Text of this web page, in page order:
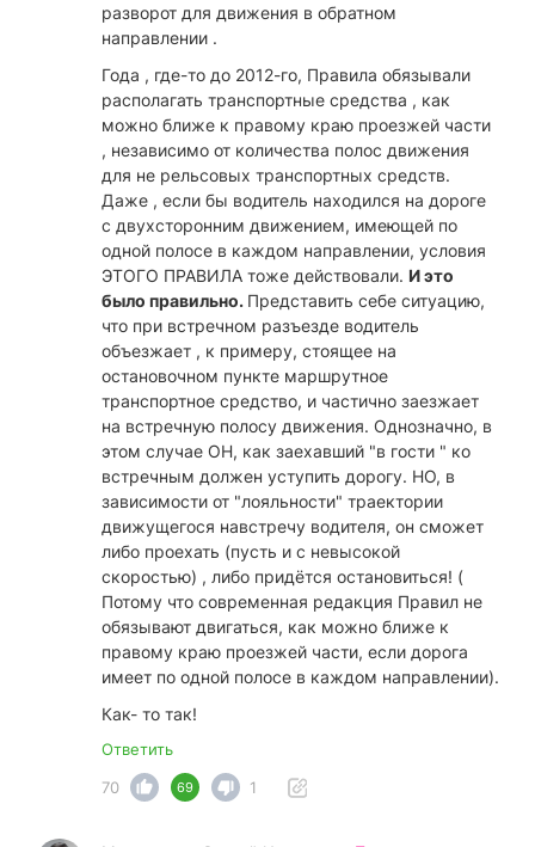
разворот для движения в обратном
направлении .
Года , где-то до 2012-го, Правила обязывали
располагать транспортные средства , как
можно ближе к правому краю проезжей части
, независимо от количества полос движения
для не рельсовых транспортных средств.
Даже , если бы водитель находился на дороге
с двухсторонним движением, имеющей по
одной полосе в каждом направлении, условия
ЭТОГО ПРАВИЛА тоже действовали. И это
было правильно. Представить себе ситуацию,
что при встречном разъезде водитель
объезжает , к примеру, стоящее на
остановочном пункте маршрутное
транспортное средство, и частично заезжает
на встречную полосу движения. Однозначно, в
этом случае ОН, как заехавший "в гости " ко
встречным должен уступить дорогу. НО, в
зависимости от "лояльности" траектории
движущегося навстречу водителя, он сможет
либо проехать (пусть и с невысокой
скоростью) , либо придётся остановиться! (
Потому что современная редакция Правил не
обязывают двигаться, как можно ближе к
правому краю проезжей части, если дорога
имеет по одной полосе в каждом направлении).
Как- то так!
Ответить
70
69 1